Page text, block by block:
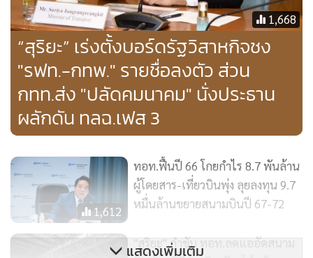
หุ้น (Record Date) ที่มีสิทธิเข้าร่วมประชุมสามัญผู้ถือหุ้น ประจำ
ปี 2566 และสิทธิในการรับเงินปันผล ในวันที่ 12 ธันวาคม 2566
1,668
“สุริยะ” เร่งตั้งบอร์ดรัฐวิสาหกิจชง
"รฟท.-กทพ." รายชื่อลงตัว ส่วน
กทท.ส่ง "ปลัดคมนาคม" นั่งประธาน
ผลักดัน ทลฉ.เฟส 3
1,612
ทอท.ฟื้นปี 66 โกยกำไร 8.7 พันล้าน
ผู้โดยสาร-เที่ยวบินพุ่ง ลุยลงทุน 9.7
หมื่นล้านขยายสนามบินปี 67-72
"สุริยะ" กำชับ ทอท.ลดแออัดสนาม
แสดงเพิ่มเติม